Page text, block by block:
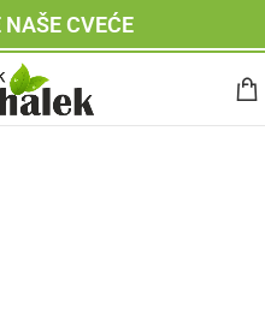
NAŠE CVEĆE